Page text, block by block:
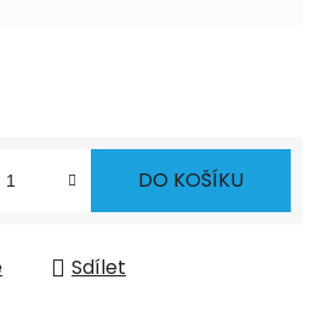
DO KOŠÍKU
Sdílet